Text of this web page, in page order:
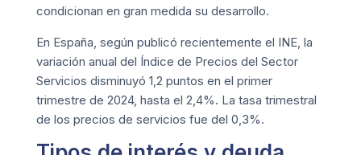
condicionan en gran medida su desarrollo.
En España, según publicó recientemente el INE, la
variación anual del Índice de Precios del Sector
Servicios disminuyó 1,2 puntos en el primer
trimestre de 2024, hasta el 2,4%. La tasa trimestral
de los precios de servicios fue del 0,3%.